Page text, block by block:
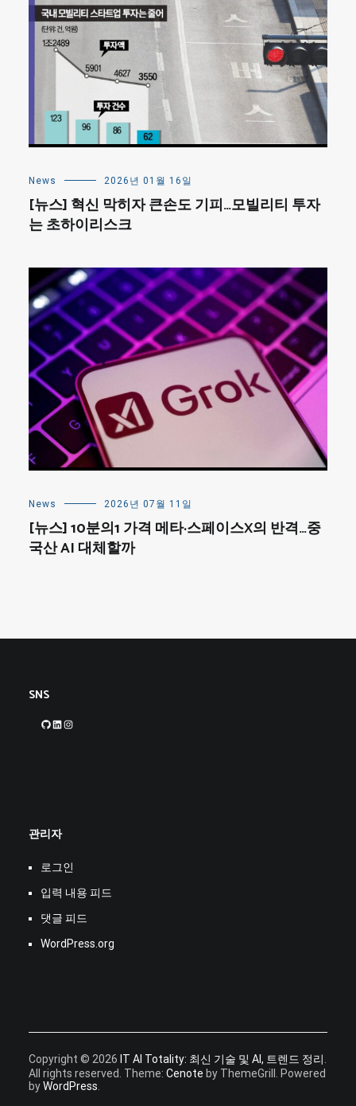
News 2026년 01월 16일
[뉴스] 혁신 막히자 큰손도 기피…모빌리티 투자
는 초하이리스크
News 2026년 07월 11일
[뉴스] 10분의1 가격 메타·스페이스X의 반격…중
국산 AI 대체할까
SNS
GitHubLinkedIn
관리자
로그인
입력 내용 피드
댓글 피드
WordPress.org
Copyright © 2026 IT AI Totality: 최신 기술 및 AI, 트렌드 정리
All rights reserved. Theme: Cenote by ThemeGrill. Powered
byWordPress